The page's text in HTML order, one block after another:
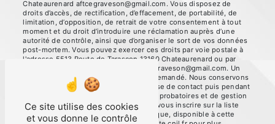
Chateaurenard aftcegraveson@gmail.com. Vous disposez de
droits d’accès, de rectification, d’effacement, de portabilité, de
limitation, d’opposition, de retrait de votre consentement à tout
moment et du droit d’introduire une réclamation auprès d’une
autorité de contrôle, ainsi que d’organiser le sort de vos données
post-mortem. Vous pouvez exercer ces droits par voie postale à
l'adresse 5513 Route de Tarascon 13160 Chateaurenard ou par
courrier électronique à l'adresse aftcegraveson@gmail.com. Un
justificatif d'identité pourra vous être demandé. Nous conservons
vos données pendant la période de prise de contact puis pendant
la durée de prescription légale aux fins probatoires et de gestion
des contentieux. Vous avez le droit de vous inscrire sur la liste
d'opposition au démarchage téléphonique, disponible à cette
Ce site utilise des cookies
et vous donne le contrôle